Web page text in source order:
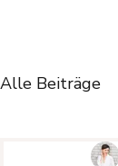
Alle Beiträge